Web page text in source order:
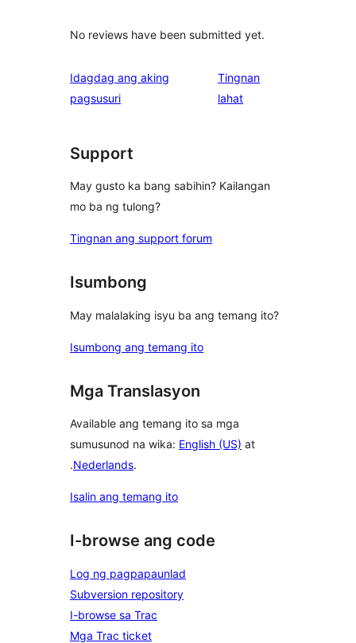
No reviews have been submitted yet.
Idagdag ang aking
pagsusuri
Tingnan
lahatng
Support
May gusto ka bang sabihin? Kailangan
mo ba ng tulong?
Tingnan ang support forum
Isumbong
May malalaking isyu ba ang temang ito?
Isumbong ang temang ito
Mga Translasyon
Available ang temang ito sa mga
sumusunod na wika: English (US) at
.Nederlands.
Isalin ang temang ito
I-browse ang code
Log ng pagpapaunlad
Subversion repository
I-browse sa Trac
Mga Trac ticket